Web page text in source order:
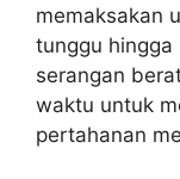
memaksakan
tunggu hingga
serangan
waktu untuk
pertahanan